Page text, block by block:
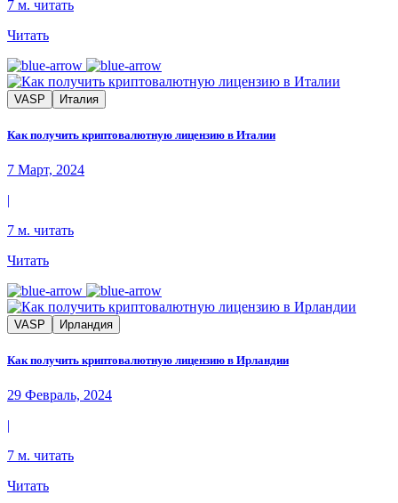
7 м. читать
Читать
VASP Италия
Как получить криптовалютную лицензию в Италии
7 Март, 2024
|
7 м. читать
Читать
VASP Ирландия
Как получить криптовалютную лицензию в Ирландии
29 Февраль, 2024
|
7 м. читать
Читать